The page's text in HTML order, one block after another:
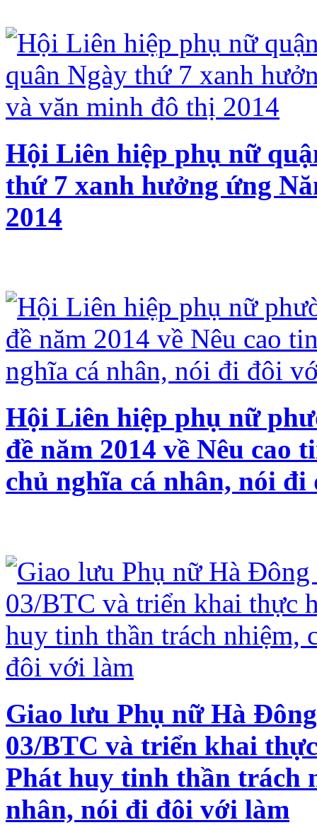
Hội Liên hiệp phụ nữ
thứ 7 xanh hưởng ứng
2014
Hội Liên hiệp phụ nữ
đề năm 2014 về Nêu cao
chủ nghĩa cá nhân, nói
Giao lưu Phụ nữ Hà
03/BTC và triển khai
Phát huy tinh thần trách
nhân, nói đi đôi với làm